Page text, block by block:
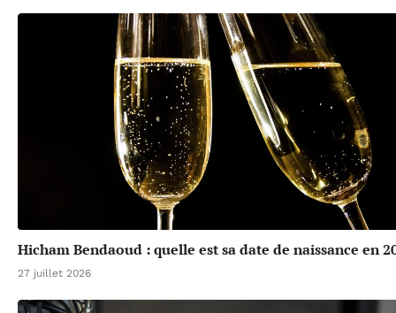
Hicham Bendaoud : quelle est sa date de naissance en
27 juillet 2026